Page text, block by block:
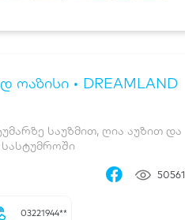
• DREAMLAND
საუზმით, ღია აუზით და
სასტუმროში
50561
03221944**